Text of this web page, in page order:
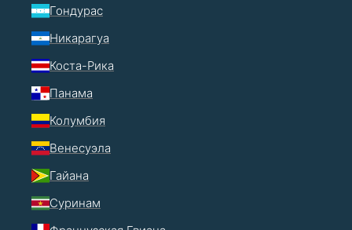
Гондурас
Никарагуа
Коста-Рика
Панама
Колумбия
Венесуэла
Гайана
Суринам